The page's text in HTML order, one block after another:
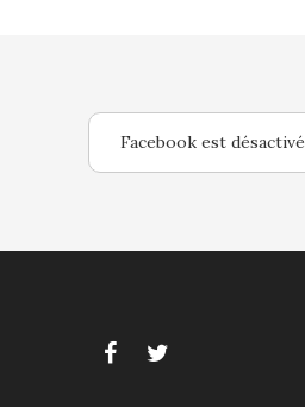
Facebook est désactivé